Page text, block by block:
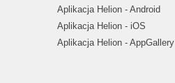
Aplikacja Helion - Android
Aplikacja Helion - iOS
Aplikacja Helion - AppGallery